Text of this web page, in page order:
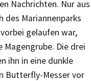
Nachrichten. Nur aus
des Mariannenparks
gelaufen war,
Magengrube. Die drei
ihn in eine dunkle
Butterfly-Messer vor